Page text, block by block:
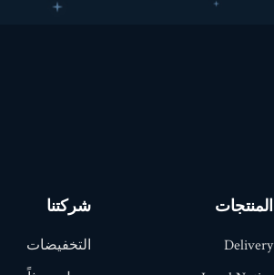
المنتجات
Delivery
شركتنا
التخفيضات